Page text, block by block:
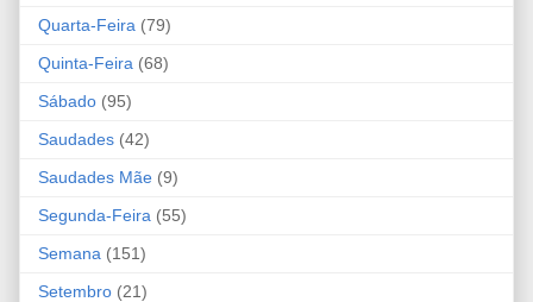
Quarta-Feira (79)
Quinta-Feira (68)
Sábado (95)
Saudades (42)
Saudades Mãe (9)
Segunda-Feira (55)
Semana (151)
Setembro (21)